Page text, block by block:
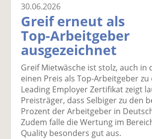
30.06.2026
Greif erneut als
Top-Arbeitgeber
ausgezeichnet
Greif Mietwäsche ist stolz, auch in
einen Preis als Top-Arbeitgeber
Leading Employer Zertifikat zeigt
Preisträger, dass Selbiger zu den
Prozent der Arbeitgeber in
Zudem falle die Wertung im
Quality besonders gut aus.